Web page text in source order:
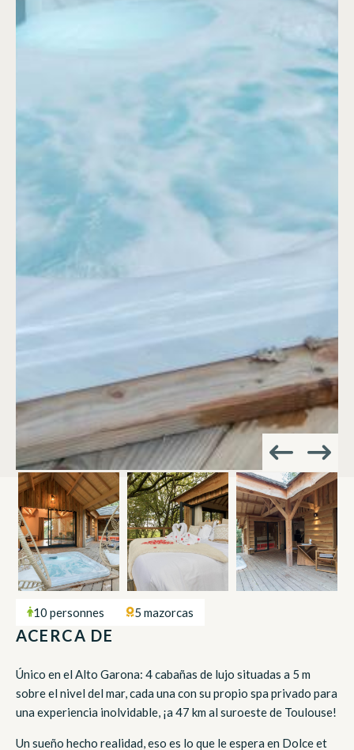
10 personnes 5 mazorcas
ACERCA DE
Único en el Alto Garona: 4 cabañas de lujo situadas a 5 m
sobre el nivel del mar, cada una con su propio spa privado para
una experiencia inolvidable, ¡a 47 km al suroeste de Toulouse!
Un sueño hecho realidad, eso es lo que le espera en Dolce et